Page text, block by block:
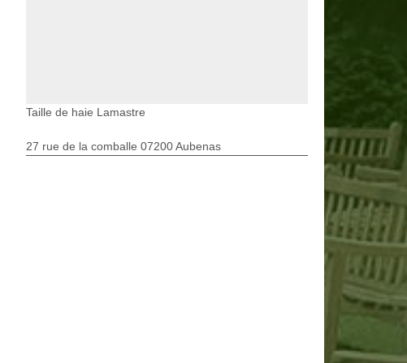
Taille de haie Lamastre
27 rue de la comballe 07200 Aubenas